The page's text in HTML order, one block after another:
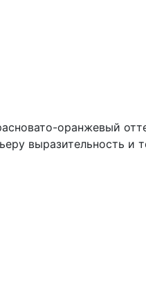
оранжевый
выразительность и